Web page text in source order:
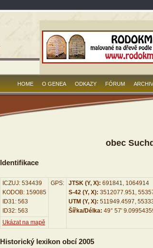
HOME O GENEA ODKAZY FÓRUM ARCHIV
obec
Identifikace
ICZUJ: 534439
KODOB: 159085
ID31: 563
ID32: 563
GPS: JTSK (Y, X): 691841, 1064914
S-42 (Y, X): 3512077.951,
UTM (Y, X): 511949.4597,
Šířka/Délka: 49° 57'
Ukázat na mapě
Historický lexikon obcí 2005